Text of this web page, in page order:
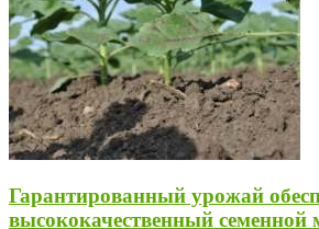
Гарантированный урожай
высококачественный семенной